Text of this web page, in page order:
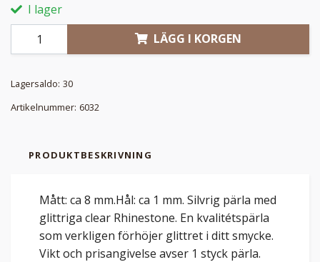
I lager
LÄGG I KORGEN
Lagersaldo: 30
Artikelnummer: 6032
PRODUKTBESKRIVNING
Mått: ca 8 mm.Hål: ca 1 mm. Silvrig pärla med
glittriga clear Rhinestone. En kvalitétspärla
som verkligen förhöjer glittret i ditt smycke.
Vikt och prisangivelse avser 1 styck pärla.